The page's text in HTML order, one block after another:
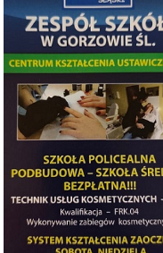
TMRIA - ROLNICTWO Z
TŻIUG - GASTRONOMIA Z
TUF - FRYZJERSTWO Z
TS - TECHNIKUM
STATUTY SZKOŁY
PLAN IMPREZ I
SZKOLNE PLANY